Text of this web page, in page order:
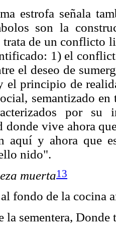
estrofa señala
son la
trata de un conflicto
1) el
el deseo de
el principio de
semantizado
por
donde vive ahora
aquí y ahora que
nido".
muerta13
fondo de la cocina
la sementera, Donde